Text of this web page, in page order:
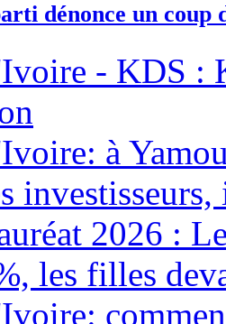
dénonce un coup
- KDS :
à
2026 :
les filles